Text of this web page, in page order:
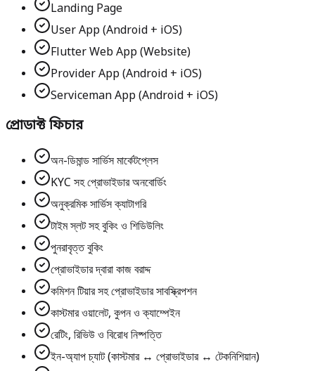
Landing Page
User App (Android + iOS)
Flutter Web App (Website)
Provider App (Android + iOS)
Serviceman App (Android + iOS)
প্রোডাক্ট ফিচার
অন-ডিমান্ড সার্ভিস মার্কেটপ্লেস
KYC সহ প্রোভাইডার অনবোর্ডিং
অনুক্রমিক সার্ভিস ক্যাটাগরি
টাইম স্লট সহ বুকিং ও শিডিউলিং
পুনরাবৃত্ত বুকিং
প্রোভাইডার দ্বারা কাজ বরাদ্দ
কমিশন টিয়ার সহ প্রোভাইডার সাবস্ক্রিপশন
কাস্টমার ওয়ালেট, কুপন ও ক্যাম্পেইন
রেটিং, রিভিউ ও বিরোধ নিষ্পত্তি
ইন-অ্যাপ চ্যাট (কাস্টমার ↔ প্রোভাইডার ↔ টেকনিশিয়ান)